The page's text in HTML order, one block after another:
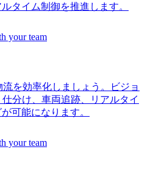
タイム制御を推進します。
を効率化しましょう。ビジョ
分け、車両追跡、リアルタイ
可能になります。